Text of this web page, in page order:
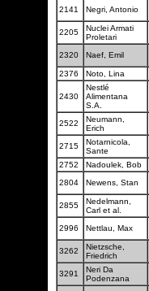
2141
Negri, Antonio
2205
Nuclei Armati
Proletari
2320
Naef, Emil
2376 Noto, Lina
2430
Nestlé
Alimentana
S.A.
2522
Neumann,
Erich
2715
Notarnicola,
Sante
2752 Nadoulek, Bob
2804
Newens, Stan
2855
Nedelmann,
Carl et al.
2996 Nettlau, Max
3262
Nietzsche,
Friedrich
3291
Neri Da
Podenzana